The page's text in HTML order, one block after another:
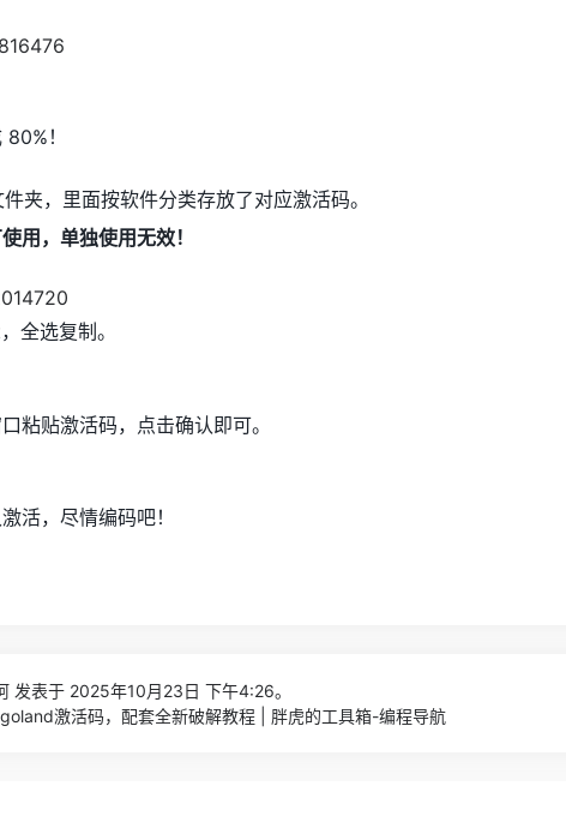
！
件夹，里面按软件分类存放了对应激活码。
用，单独使用无效！
全选复制。
粘贴激活码，点击确认即可。
活，尽情编码吧！
发表于 2025年10月23日 下午4:26。
激活码，配套全新破解教程 | 胖虎的工具箱-编程导航